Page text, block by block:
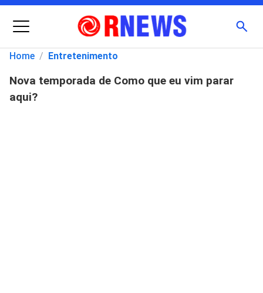
Menu
Pesquisar
por:
Home / Entretenimento
Nova temporada de Como que eu vim parar
aqui?